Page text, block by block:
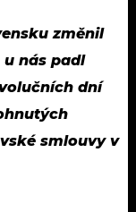
změnil
u nás padl
dní
smlouvy v